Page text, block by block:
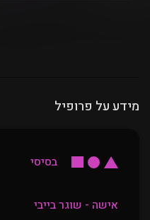
מידע על פרופיל
בסיסי
אישה - שוגר בייבי